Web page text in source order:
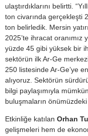
ulaştırdıklarını belirtti.
ton civarında gerçekleşti
ton belirledik. Mersin
2025’te ihracat
yüzde 45 gibi yüksek bir
sektörün ilk Ar-Ge
250 listesinde Ar-Ge’ye
alıyoruz. Sektörün
bilgi paylaşımıyla
buluşmaların
Etkinliğe katılan Orhan
gelişmeleri hem de